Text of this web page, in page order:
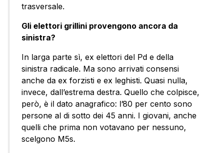
trasversale.
Gli elettori grillini provengono ancora da
sinistra?
In larga parte sì, ex elettori del Pd e della
sinistra radicale. Ma sono arrivati consensi
anche da ex forzisti e ex leghisti. Quasi nulla,
invece, dall’estrema destra. Quello che colpisce,
però, è il dato anagrafico: l’80 per cento sono
persone al di sotto dei 45 anni. I giovani, anche
quelli che prima non votavano per nessuno,
scelgono M5s.